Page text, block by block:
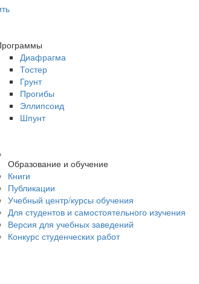
Диафрагма
Тостер
Грунт
Прогибы
Эллипсоид
Шпунт
Образование и обучение
Книги
Публикации
Учебный центр/курсы обучения
Для студентов и самостоятельного изучения
Версия для учебных заведений
Конкурс студенческих работ